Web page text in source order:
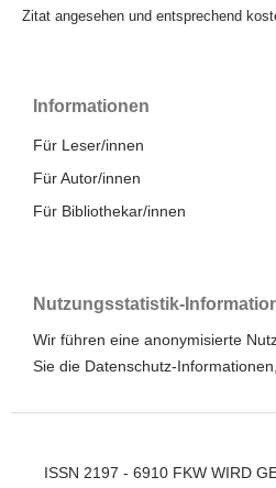
Zitat angesehen und entsprechend
Informationen
Für Leser/innen
Für Autor/innen
Für Bibliothekar/innen
Nutzungsstatistik-
Wir führen eine anonymisierte
Sie die Datenschutz-Informationen
ISSN 2197 - 6910 FKW WIRD